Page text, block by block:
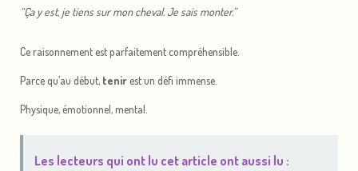
“Ça y est, je tiens sur mon cheval. Je sais monter.”
Ce raisonnement est parfaitement compréhensible.
Parce qu’au début, tenirest un défi immense.
Physique, émotionnel, mental.
Les lecteurs qui ont lu cet article ont aussi lu :